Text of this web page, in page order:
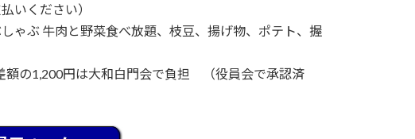
いください）
と野菜食べ放題、枝豆、揚げ物、ポテト、握
円は大和白門会で負担 （役員会で承認済